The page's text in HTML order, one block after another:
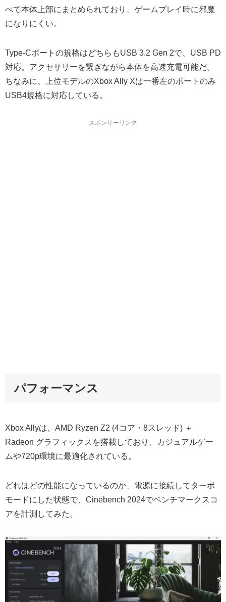
べて本体上部にまとめられており、ゲームプレイ時に邪魔
になりにくい。
Type-Cポートの規格はどちらもUSB 3.2 Gen 2で、USB PD
対応。アクセサリーを繋ぎながら本体を高速充電可能だ。
ちなみに、上位モデルのXbox Ally Xは一番左のポートのみ
USB4規格に対応している。
スポンサーリンク
パフォーマンス
Xbox Allyは、AMD Ryzen Z2 (4コア・8スレッド) ＋
Radeon グラフィックスを搭載しており、カジュアルゲー
ムや720p環境に最適化されている。
どれほどの性能になっているのか、電源に接続してターボ
モードにした状態で、Cinebench 2024でベンチマークスコ
アを計測してみた。